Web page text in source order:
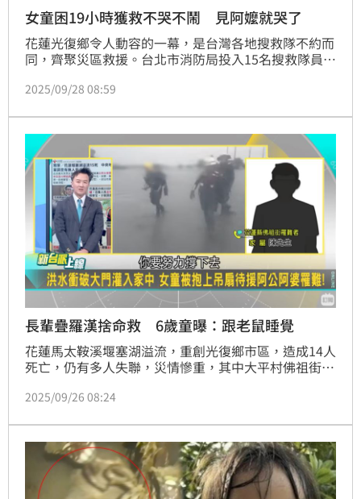
女童困19小時獲救不哭不鬧 見阿嬤就哭了
花蓮光復鄉令人動容的一幕，是台灣各地搜救隊不約而
同，齊聚災區救援。台北市消防局投入15名搜救隊員人
的是，一對受困19小時的母女，小女孩率先脫困，離開
一看到阿嬤忍不住放聲大哭，阿嬤連連向消防隊員鞠躬
道謝。
2025/09/28 08:59
長輩疊羅漢捨命救 6歲童曝：跟老鼠睡覺
花蓮馬太鞍溪堰塞湖溢流，重創光復鄉市區，造成14人
死亡，仍有多人失聯，災情慘重，其中大平村佛祖街災
屋頂三角橫梁上2天，堪稱奇蹟。原來是同住姑爺與姑
難，罹難者家屬昨（25）日受訪再度強調「沒收到撤離
通知」。
2025/09/26 08:24